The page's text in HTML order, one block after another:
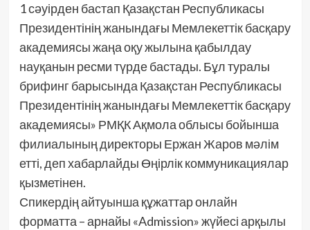
1 сәуірден бастап Қазақстан Республикасы
Президентінің жанындағы Мемлекеттік басқару
академиясы жаңа оқу жылына қабылдау
науқанын ресми түрде бастады. Бұл туралы
брифинг барысында Қазақстан Республикасы
Президентінің жанындағы Мемлекеттік басқару
академиясы» РМҚК Ақмола облысы бойынша
филиалының директоры Ержан Жаров мәлім
етті, деп хабарлайды Өңірлік коммуникациялар
қызметінен.
Спикердің айтуынша құжаттар онлайн
форматта – арнайы «Admission» жүйесі арқылы